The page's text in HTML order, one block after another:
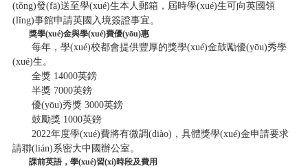
(tǒng)發(fā)送至學(xué)生本人郵箱，屆時學(xué)生可向英國領
(lǐng)事館申請英國入境簽證事宜。
獎學(xué)金與學(xué)費優(yōu)惠
每年，學(xué)校都會提供豐厚的獎學(xué)金鼓勵優(yōu)秀學
(xué)生。
全獎 14000英鎊
半獎 7000英鎊
優(yōu)秀獎 3000英鎊
鼓勵獎 1000英鎊
2022年度學(xué)費將有微調(diào)，具體獎學(xué)金申請要求
請聯(lián)系密大中國辦公室。
課前英語，學(xué)習(xí)時段及費用